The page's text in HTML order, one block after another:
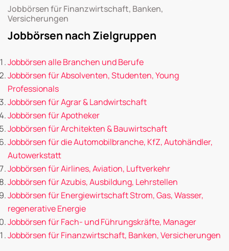
Jobbörsen für Finanzwirtschaft, Banken,
Versicherungen
Jobbörsen nach Zielgruppen
Jobbörsen alle Branchen und Berufe
Jobbörsen für Absolventen, Studenten, Young
Professionals
Jobbörsen für Agrar & Landwirtschaft
Jobbörsen für Apotheker
Jobbörsen für Architekten & Bauwirtschaft
Jobbörsen für die Automobilbranche, KfZ, Autohändler,
Autowerkstatt
Jobbörsen für Airlines, Aviation, Luftverkehr
Jobbörsen für Azubis, Ausbildung, Lehrstellen
Jobbörsen für Energiewirtschaft Strom, Gas, Wasser,
regenerative Energie
Jobbörsen für Fach- und Führungskräfte, Manager
Jobbörsen für Finanzwirtschaft, Banken, Versicherungen